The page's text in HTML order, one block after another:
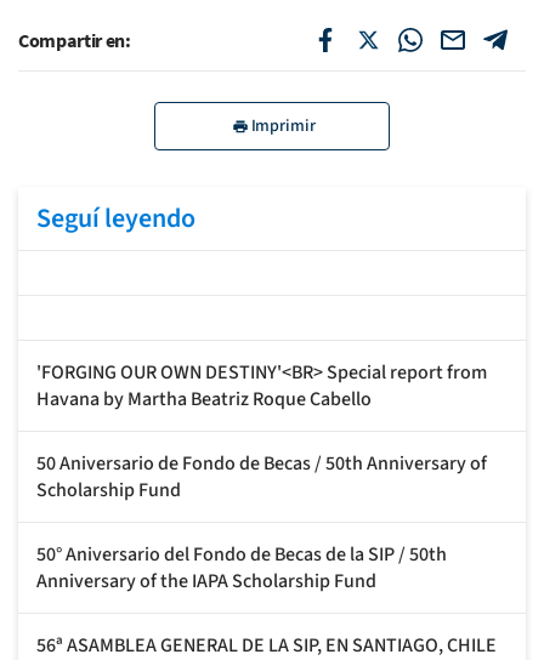
Compartir en:
Imprimir
Seguí leyendo
'FORGING OUR OWN DESTINY'<BR> Special report from
Havana by Martha Beatriz Roque Cabello
50 Aniversario de Fondo de Becas / 50th Anniversary of
Scholarship Fund
50° Aniversario del Fondo de Becas de la SIP / 50th
Anniversary of the IAPA Scholarship Fund
56ª ASAMBLEA GENERAL DE LA SIP, EN SANTIAGO, CHILE